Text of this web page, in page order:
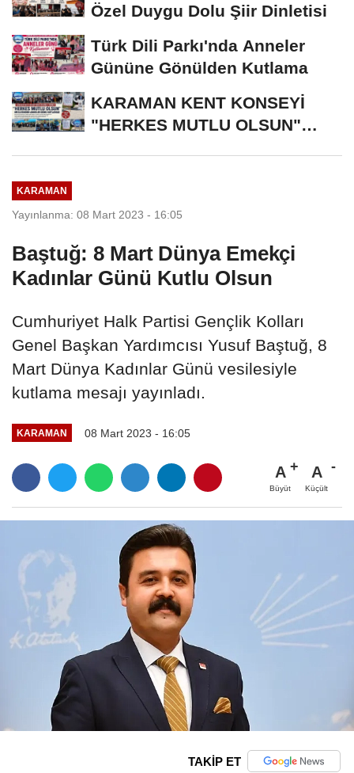
Özel Duygu Dolu Şiir Dinletisi
Türk Dili Parkı'nda Anneler
Gününe Gönülden Kutlama
KARAMAN KENT KONSEYİ
"HERKES MUTLU OLSUN"
KARAMAN
Yayınlanma: 08 Mart 2023 - 16:05
Baştuğ: 8 Mart Dünya Emekçi
Kadınlar Günü Kutlu Olsun
Cumhuriyet Halk Partisi Gençlik Kolları
Genel Başkan Yardımcısı Yusuf Baştuğ, 8
Mart Dünya Kadınlar Günü vesilesiyle
kutlama mesajı yayınladı.
KARAMAN 08 Mart 2023 - 16:05
A
Büyüt
A
Küçült
TAKİP ET